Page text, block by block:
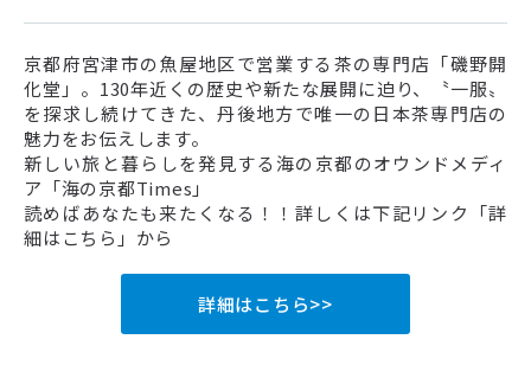
京都府宮津市の魚屋地区で営業する茶の専門店「磯野開
化堂」。130年近くの歴史や新たな展開に迫り、〝一服〟
を探求し続けてきた、丹後地方で唯一の日本茶専門店の
魅力をお伝えします。
新しい旅と暮らしを発見する海の京都のオウンドメディ
ア「海の京都Times」
読めばあなたも来たくなる！！詳しくは下記リンク「詳
細はこちら」から
詳細はこちら>>